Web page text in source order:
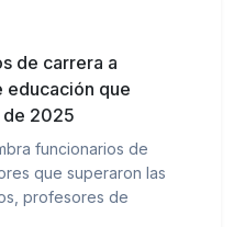
de carrera a
educación que
de 2025
funcionarios de
que superaron las
profesores de